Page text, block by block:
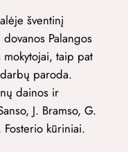
šventinį
Palangos
mokytojai, taip pat
paroda.
dainos ir
J. Bramso, G.
kūriniai.